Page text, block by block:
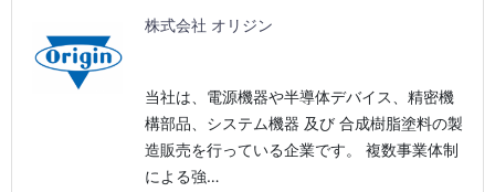
株式会社 オリジン
当社は、電源機器や半導体デバイス、精密機
構部品、システム機器 及び 合成樹脂塗料の製
造販売を行っている企業です。 複数事業体制
による強…